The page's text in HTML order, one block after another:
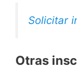
Solicitar
Otras